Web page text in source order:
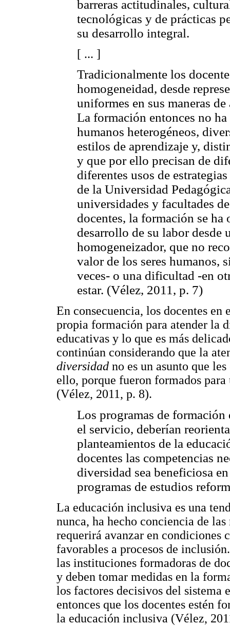
barreras actitudinales,
tecnológicas y de prácticas
su desarrollo integral.
[ ... ]
Tradicionalmente los
homogeneidad, desde
uniformes en sus maneras
La formación entonces no ha
humanos heterogéneos,
estilos de aprendizaje y,
y que por ello precisan de
diferentes usos de
de la Universidad
universidades y facultades
docentes, la formación se
desarrollo de su labor desde
homogeneizador, que no
valor de los seres humanos,
veces- o una dificultad -en
estar. (Vélez, 2011, p. 7)
En consecuencia, los docentes
propia formación para atender la
educativas y lo que es más
continúan considerando que la
diversidad no es un asunto que
ello, porque fueron formados
(Vélez, 2011, p. 8).
Los programas de
el servicio, deberían
planteamientos de la
docentes las competencias
diversidad sea beneficiosa
programas de estudios
La educación inclusiva es una
nunca, ha hecho conciencia de
requerirá avanzar en condiciones
favorables a procesos de
las instituciones formadoras de
y deben tomar medidas en la
los factores decisivos del sistema
entonces que los docentes estén
la educación inclusiva (Vélez,